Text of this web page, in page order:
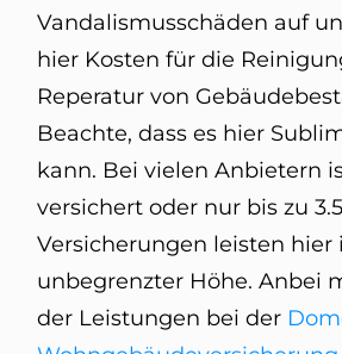
Vandalismusschäden auf
hier Kosten für die
Reperatur von
Beachte, dass es hier
kann. Bei vielen Anbietern
versichert oder nur bis zu
Versicherungen leisten hier
unbegrenzter Höhe. Anbei
der Leistungen bei der